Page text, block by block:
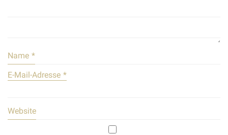
Name *
E-Mail-Adresse *
Website